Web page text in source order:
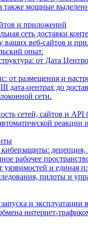
также мощные
и приложений
сеть доставки
ваших веб-сайтов и
опыт.
от Дата
от размещения и
дата-центрах до
сети.
сетей, сайтов и API
реакции
децепция,
рабочее
уязвимостей и единая
пилоты и
и эксплуатации
интернет-